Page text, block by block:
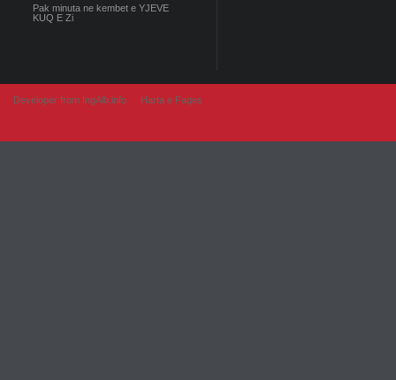
Pak minuta ne kembet e YJEVE
KUQ E Zi
Developer from IngAlb.info Harta e Faqes